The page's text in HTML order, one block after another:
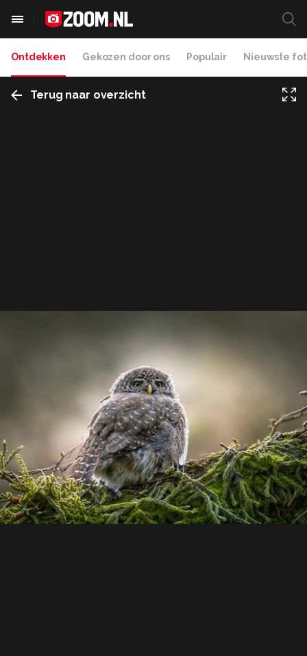
Ontdekken Gekozen door ons Populair Nieuwste
Terug naar overzicht